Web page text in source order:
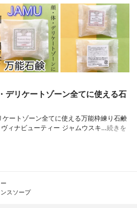
リケートゾーン全てに使える石
ートゾーン全てに使える万能枠練り石鹸
・ラヴィナビューティー ジャムウスキ…続きを
スソープ